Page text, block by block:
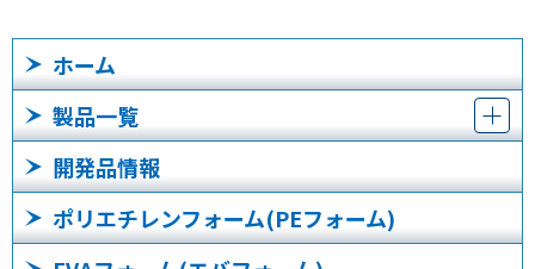
ホーム
製品一覧
開発品情報
ポリエチレンフォーム(PEフォーム)